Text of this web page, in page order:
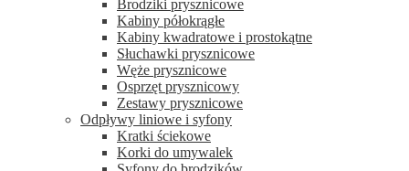
Brodziki prysznicowe
Kabiny półokrągłe
Kabiny kwadratowe i prostokątne
Słuchawki prysznicowe
Węże prysznicowe
Osprzęt prysznicowy
Zestawy prysznicowe
Odpływy liniowe i syfony
Kratki ściekowe
Korki do umywalek